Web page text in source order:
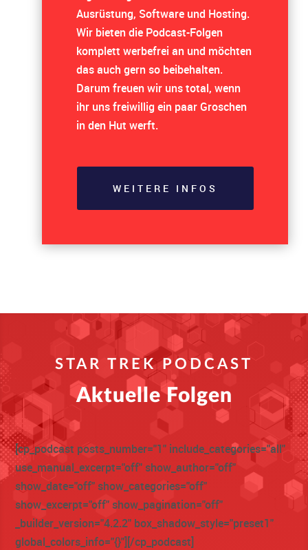
Ausrüstung, Software und Hosting.
Wir bieten die Podcast-Folgen
komplett werbefrei an und möchten
das auch gern so beibehalten.
Darum freuen wir uns total, wenn
ihr uns freiwillig ein paar Groschen
in den Hut werft.
WEITERE INFOS
STAR TREK PODCAST
Aktuelle Folgen
[cp_podcast posts_number="1" include_categories="all"
use_manual_excerpt="off" show_author="off"
show_date="off" show_categories="off"
show_excerpt="off" show_pagination="off"
_builder_version="4.2.2" box_shadow_style="preset1"
global_colors_info="{}"][/cp_podcast]